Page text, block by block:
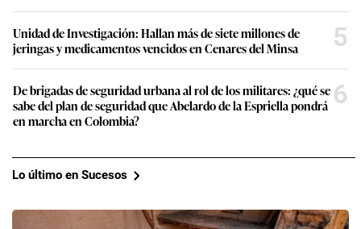
Unidad de Investigación: Hallan más de siete millones de
jeringas y medicamentos vencidos en Cenares del Minsa
5
De brigadas de seguridad urbana al rol de los militares: ¿qué se
sabe del plan de seguridad que Abelardo de la Espriella pondrá
en marcha en Colombia?
6
Lo último en Sucesos